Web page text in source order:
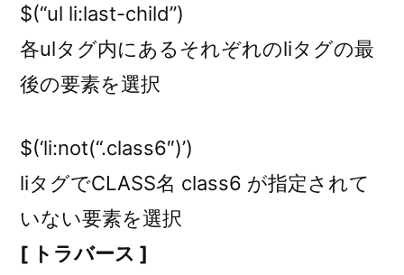
$(“ul li:last-child”)
各ulタグ内にあるそれぞれのliタグの最
後の要素を選択
$(‘li:not(“.class6″)’)
liタグでCLASS名 class6 が指定されて
いない要素を選択
[ トラバース ]